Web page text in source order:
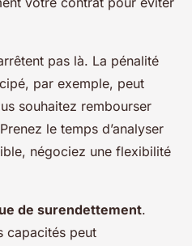
pas là. La pénalité
par exemple, peut
souhaitez rembourser
le temps d’analyser
négociez une flexibilité
de surendettement.
capacités peut